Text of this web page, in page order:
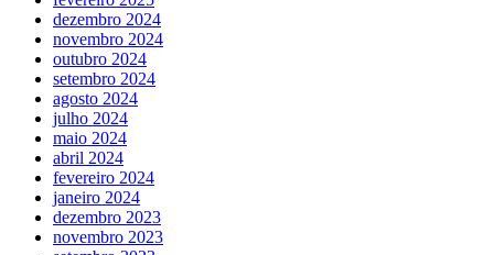
dezembro 2024
novembro 2024
outubro 2024
setembro 2024
agosto 2024
julho 2024
maio 2024
abril 2024
fevereiro 2024
janeiro 2024
dezembro 2023
novembro 2023